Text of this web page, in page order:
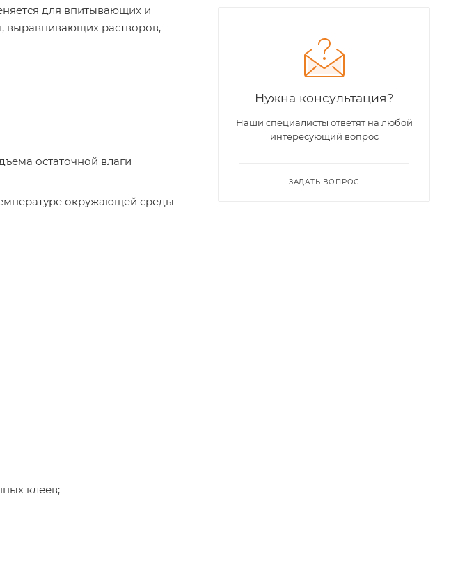
для впитывающих и
выравнивающих растворов,
остаточной влаги
окружающей среды
клеев;
Нужна консультация?
Наши специалисты ответят на любой
интересующий вопрос
ЗАДАТЬ ВОПРОС